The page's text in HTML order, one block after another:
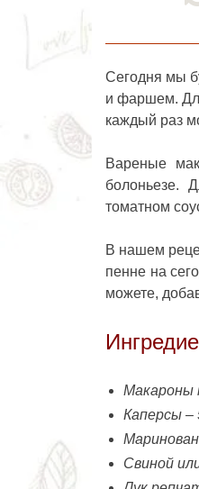
Сегодня мы
и фаршем.
каждый раз
Вареные
болоньезе.
томатном
В нашем
пенне на
можете,
Макароны
Каперсы –
Свиной